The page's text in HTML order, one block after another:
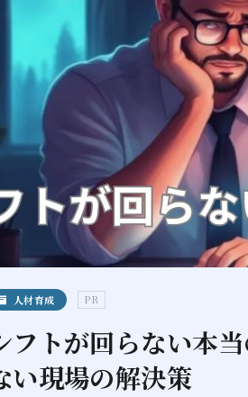
人材育成 PR
フトが回らない本
い現場の解決策